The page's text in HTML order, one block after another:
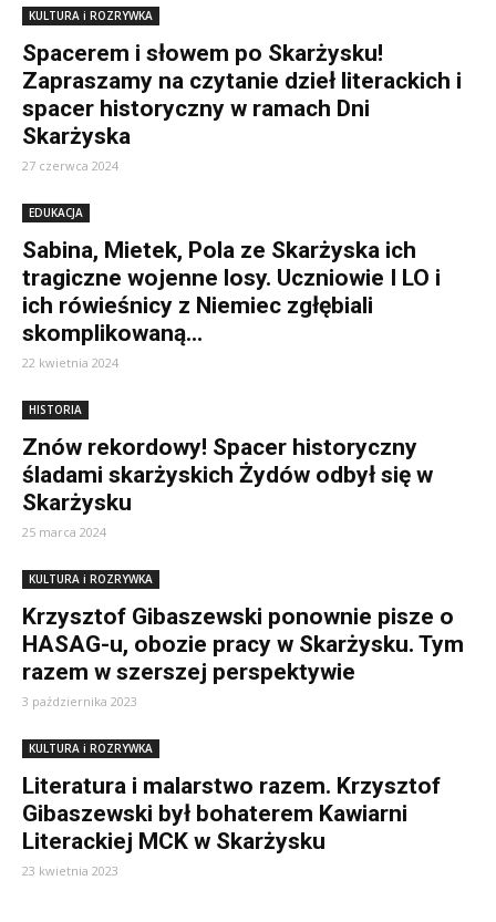
KULTURA i ROZRYWKA
Spacerem i słowem po Skarżysku!
Zapraszamy na czytanie dzieł literackich i
spacer historyczny w ramach Dni
Skarżyska
27 czerwca 2024
EDUKACJA
Sabina, Mietek, Pola ze Skarżyska ich
tragiczne wojenne losy. Uczniowie I LO i
ich rówieśnicy z Niemiec zgłębiali
skomplikowaną...
22 kwietnia 2024
HISTORIA
Znów rekordowy! Spacer historyczny
śladami skarżyskich Żydów odbył się w
Skarżysku
25 marca 2024
KULTURA i ROZRYWKA
Krzysztof Gibaszewski ponownie pisze o
HASAG-u, obozie pracy w Skarżysku. Tym
razem w szerszej perspektywie
3 października 2023
KULTURA i ROZRYWKA
Literatura i malarstwo razem. Krzysztof
Gibaszewski był bohaterem Kawiarni
Literackiej MCK w Skarżysku
23 kwietnia 2023